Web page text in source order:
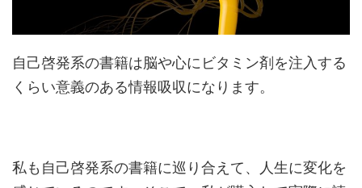
自己啓発系の書籍は脳や心にビタミン剤を注入する
くらい意義のある情報吸収になります。
私も自己啓発系の書籍に巡り合えて、人生に変化を